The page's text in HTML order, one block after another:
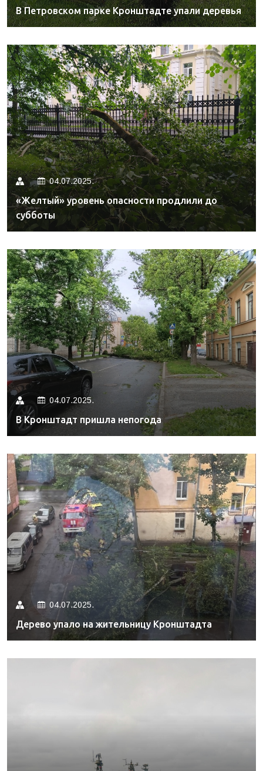
В Петровском парке Кронштадте упали деревья
04.07.2025.
«Желтый» уровень опасности продлили до
субботы
04.07.2025.
В Кронштадт пришла непогода
04.07.2025.
Дерево упало на жительницу Кронштадта